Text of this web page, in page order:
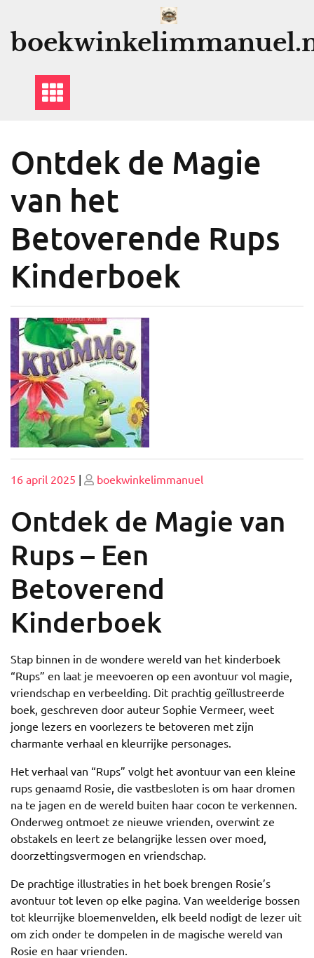
Ontdek de Magie
van het
Betoverende Rups
Kinderboek
Geplaatst
16 april 2025 | Geplaatst
boekwinkelimmanuel
Ontdek de Magie van
Rups – Een
Betoverend
Kinderboek
Stap binnen in de wondere wereld van het kinderboek
“Rups” en laat je meevoeren op een avontuur vol magie,
vriendschap en verbeelding. Dit prachtig geïllustreerde
boek, geschreven door auteur Sophie Vermeer, weet
jonge lezers en voorlezers te betoveren met zijn
charmante verhaal en kleurrijke personages.
Het verhaal van “Rups” volgt het avontuur van een kleine
rups genaamd Rosie, die vastbesloten is om haar dromen
na te jagen en de wereld buiten haar cocon te verkennen.
Onderweg ontmoet ze nieuwe vrienden, overwint ze
obstakels en leert ze belangrijke lessen over moed,
doorzettingsvermogen en vriendschap.
De prachtige illustraties in het boek brengen Rosie’s
avontuur tot leven op elke pagina. Van weelderige bossen
tot kleurrijke bloemenvelden, elk beeld nodigt de lezer uit
om zich onder te dompelen in de magische wereld van
Rosie en haar vrienden.